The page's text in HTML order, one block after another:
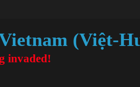
(Việt-
invaded!